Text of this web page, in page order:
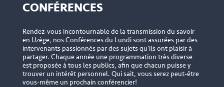
CONFÉRENCES
Rendez-vous incontournable de la transmission du savoir
en Uzège, nos Conférences du Lundi sont assurées par des
intervenants passionnés par des sujets qu'ils ont plaisir à
partager. Chaque année une programmation très diverse
est proposée à tous les publics, afin que chacun puisse y
trouver un intérêt personnel. Qui sait, vous serez peut-être
vous-même un prochain conférencier!